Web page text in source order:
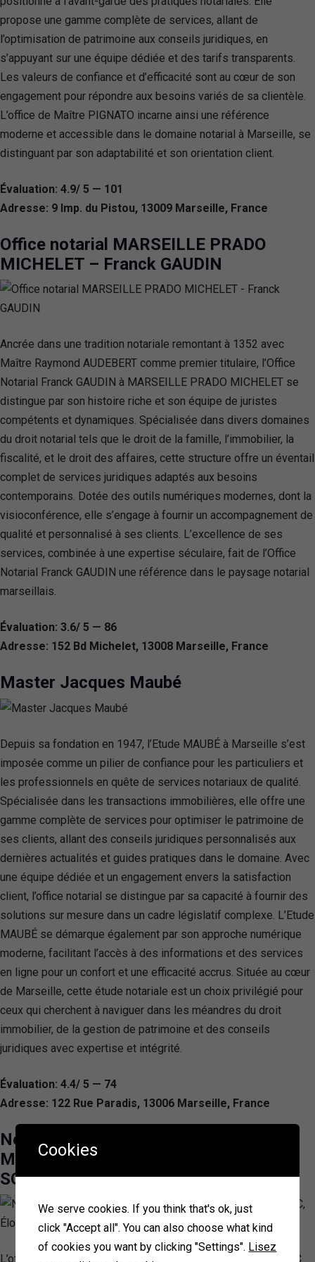
propose une gamme complète de services, allant de
l’optimisation de patrimoine aux conseils juridiques, en
s’appuyant sur une équipe dédiée et des tarifs transparents.
Les valeurs de confiance et d’efficacité sont au cœur de son
engagement pour répondre aux besoins variés de sa clientèle.
L’office de Maître PIGNATO incarne ainsi une référence
moderne et accessible dans le domaine notarial à Marseille, se
distinguant par son adaptabilité et son orientation client.
Évaluation: 4.9/ 5 — 101
Adresse: 9 Imp. du Pistou, 13009 Marseille, France
Office notarial MARSEILLE PRADO
MICHELET – Franck GAUDIN
Ancrée dans une tradition notariale remontant à 1352 avec
Maître Raymond AUDEBERT comme premier titulaire, l’Office
Notarial Franck GAUDIN à MARSEILLE PRADO MICHELET se
distingue par son histoire riche et son équipe de juristes
compétents et dynamiques. Spécialisée dans divers domaines
du droit notarial tels que le droit de la famille, l’immobilier, la
fiscalité, et le droit des affaires, cette structure offre un éventail
complet de services juridiques adaptés aux besoins
contemporains. Dotée des outils numériques modernes, dont la
visioconférence, elle s’engage à fournir un accompagnement de
qualité et personnalisé à ses clients. L’excellence de ses
services, combinée à une expertise séculaire, fait de l’Office
Notarial Franck GAUDIN une référence dans le paysage notarial
marseillais.
Évaluation: 3.6/ 5 — 86
Adresse: 152 Bd Michelet, 13008 Marseille, France
Master Jacques Maubé
Depuis sa fondation en 1947, l’Etude MAUBÉ à Marseille s’est
imposée comme un pilier de confiance pour les particuliers et
les professionnels en quête de services notariaux de qualité.
Spécialisée dans les transactions immobilières, elle offre une
gamme complète de services pour optimiser le patrimoine de
ses clients, allant des conseils juridiques personnalisés aux
dernières actualités et guides pratiques dans le domaine. Avec
une équipe dédiée et un engagement envers la satisfaction
client, l’office notarial se distingue par sa capacité à fournir des
solutions sur mesure dans un cadre législatif complexe. L’Etude
MAUBÉ se démarque également par son approche numérique
moderne, facilitant l’accès à des informations et des services
en ligne pour un confort et une efficacité accrus. Située au cœur
de Marseille, cette étude notariale est un choix privilégié pour
ceux qui cherchent à naviguer dans les méandres du droit
immobilier, de la gestion de patrimoine et des conseils
juridiques avec expertise et intégrité.
Évaluation: 4.4/ 5 — 74
Adresse: 122 Rue Paradis, 13006 Marseille, France
Notaires Marseille – F-Guillaume
MISTRAL, Anne VIDALINC, Élodie
SCHIATTI – MSV Étude Notariale
L’office notarial de MISTRAL François-Guillaume et VIDALINC
Cookies
We serve cookies. If you think that's ok, just
click "Accept all". You can also choose what kind
of cookies you want by clicking "Settings". Lisez